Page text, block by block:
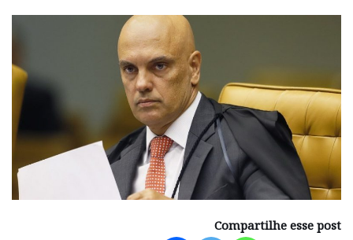
Compartilhe esse post